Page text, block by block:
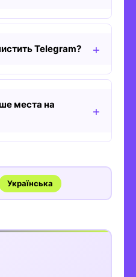
Telegram?
места на
Українська